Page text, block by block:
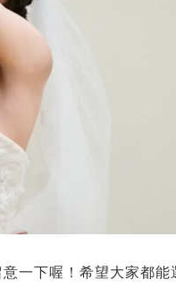
一下喔！希望大家都能